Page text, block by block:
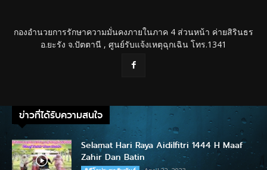
กองอำนวยการรักษาความมั่นคงภายในภาค 4 ส่วนหน้า ค่ายสิรินธร
อ.ยะรัง จ.ปัตตานี , ศูนย์รับแจ้งเหตุฉุกเฉิน โทร.1341
ข่าวที่ได้รับความสนใจ
Selamat Hari Raya Aidilfitri 1444 H Maaf
Zahir Dan Batin